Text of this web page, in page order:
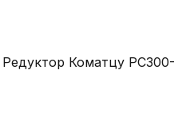
Коматцу РС300-